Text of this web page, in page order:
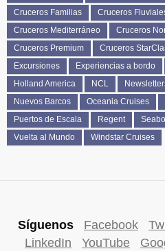
Cruceros Familias
Cruceros
Cruceros Mediterráneo
Cruceros
Cruceros Premium
Cruceros
Excursiones
Experiencias a bordo
Holland America
NCL
Nuevos Barcos
Oceania Cruises
Puertos de Escala
Regent
Vuelta al Mundo
Windstar Cruises
Síguenos Facebook
LinkedIn
YouTube